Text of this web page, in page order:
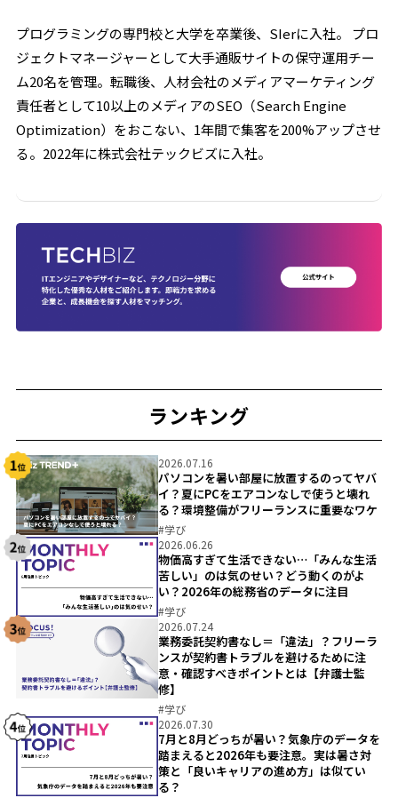
情
報
発
信
サ
イ
プログラミングの専門校と大学を卒業後、SIerに入社。 プロ
ジェクトマネージャーとして大手通販サイトの保守運用チー
ム20名を管理。転職後、人材会社のメディアマーケティング
責任者として10以上のメディアのSEO（Search Engine
Optimization）をおこない、1年間で集客を200%アップさせ
る。2022年に株式会社テックビズに入社。
ランキング
2026.07.16
パソコンを暑い部屋に放置するのってヤバ
イ？夏にPCをエアコンなしで使うと壊れ
る？環境整備がフリーランスに重要なワケ
#学び
2026.06.26
物価高すぎて生活できない…「みんな生活
苦しい」のは気のせい？どう動くのがよ
い？2026年の総務省のデータに注目
#学び
2026.07.24
業務委託契約書なし＝「違法」？フリーラ
ンスが契約書トラブルを避けるために注
意・確認すべきポイントとは【弁護士監
修】
#学び
2026.07.30
7月と8月どっちが暑い？気象庁のデータを
踏まえると2026年も要注意。実は暑さ対
策と「良いキャリアの進め方」は似てい
る？